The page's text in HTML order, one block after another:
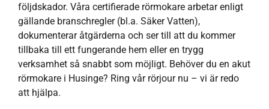
följdskador. Våra certifierade rörmokare arbetar enligt
gällande branschregler (bl.a. Säker Vatten),
dokumenterar åtgärderna och ser till att du kommer
tillbaka till ett fungerande hem eller en trygg
verksamhet så snabbt som möjligt. Behöver du en akut
rörmokare i Husinge? Ring vår rörjour nu – vi är redo
att hjälpa.